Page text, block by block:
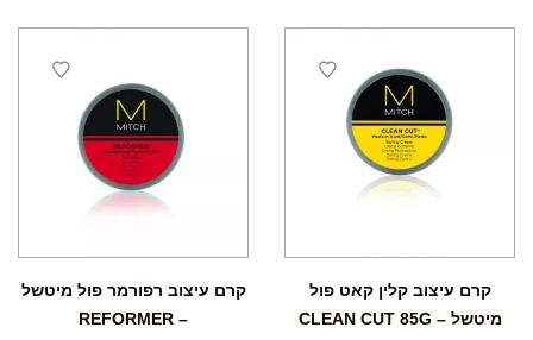
קרם עיצוב קלין קאט פול
מיטשל – CLEAN CUT 85G
קרם עיצוב רפורמר פול מיטשל
– REFORMER